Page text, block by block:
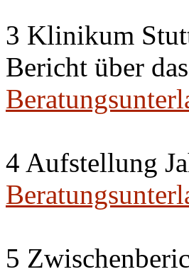
3 Klinikum
Bericht über
4 Aufstellung
5